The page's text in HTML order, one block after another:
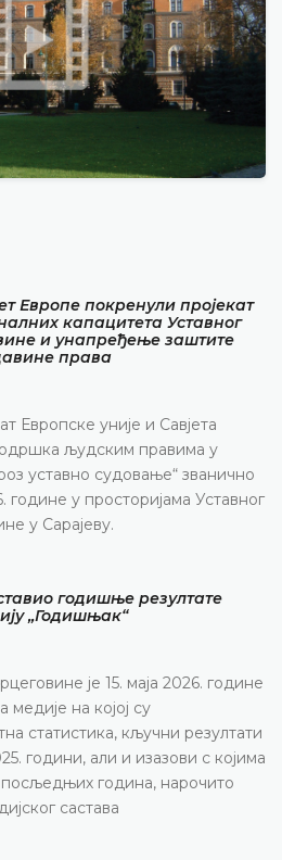
Европе покренули пројекат
капацитета Уставног
и унапређење заштите
права
Европске уније и Савјета
људским правима у
уставно судовање“ званично
године у просторијама Уставног
у Сарајеву.
годишње резултате
„Годишњак“
је 15. маја 2026. године
на којој су
статистика, кључни резултати
години, али и изазови с којима
година, нарочито
састава